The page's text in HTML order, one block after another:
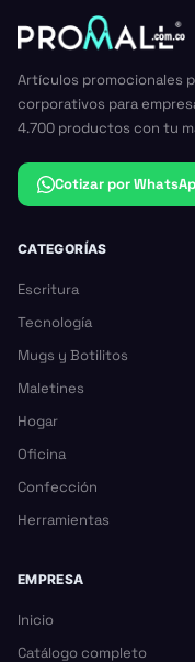
Artículos promocionales
corporativos para
4.700 productos con tu
Cotizar por
CATEGORÍAS
Escritura
Tecnología
Mugs y Botilitos
Maletines
Hogar
Oficina
Confección
Herramientas
EMPRESA
Inicio
Catálogo completo